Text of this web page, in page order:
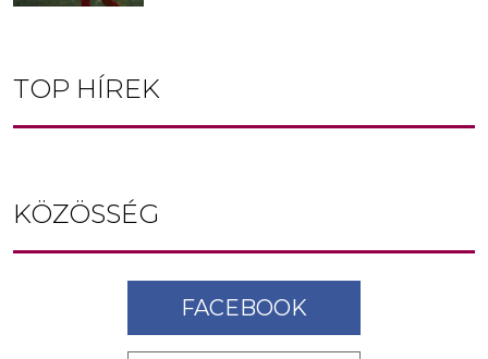
TOP HÍREK
KÖZÖSSÉG
FACEBOOK